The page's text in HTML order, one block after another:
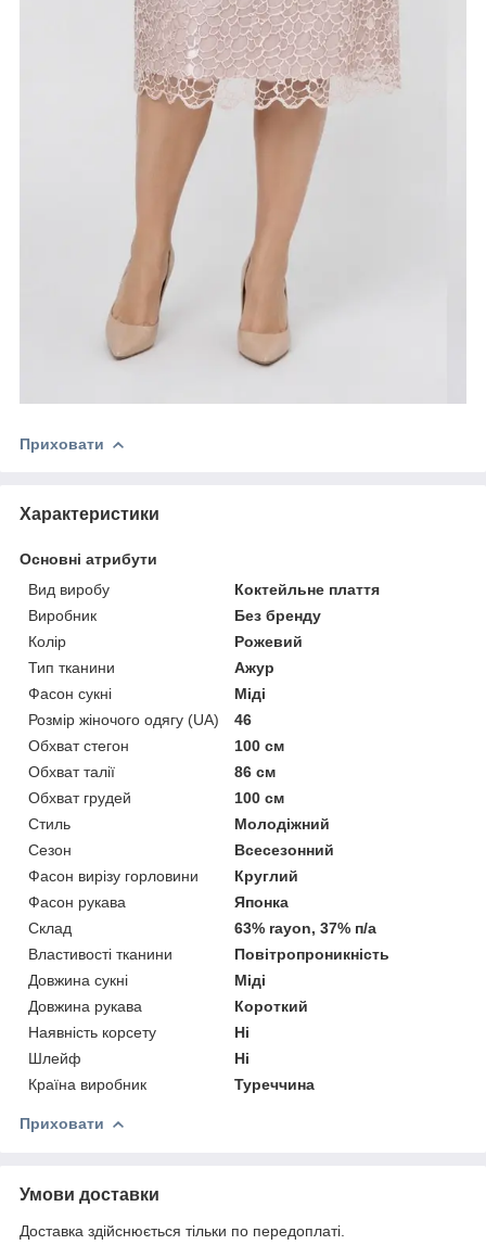
Приховати
Характеристики
Основні атрибути
Вид виробу
Коктейльне плаття
Виробник
Без бренду
Колір
Рожевий
Тип тканини
Ажур
Фасон сукні
Міді
Розмір жіночого одягу (UA)
46
Обхват стегон
100 см
Обхват талії
86 см
Обхват грудей
100 см
Стиль
Молодіжний
Сезон
Всесезонний
Фасон вирізу горловини
Круглий
Фасон рукава
Японка
Склад
63% rayon, 37% п/a
Властивості тканини
Повітропроникність
Довжина сукні
Міді
Довжина рукава
Короткий
Наявність корсету
Ні
Шлейф
Ні
Країна виробник
Туреччина
Приховати
Умови доставки
Доставка здійснюється тільки по передоплаті.